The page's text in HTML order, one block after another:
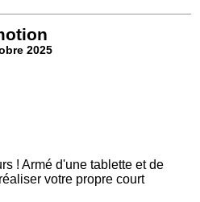
2025
! Armé d'une tablette et de
votre propre court